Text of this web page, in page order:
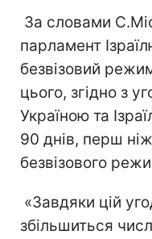
За словами
парламент
безвізовий
цього, згідно з
Україною та
90 днів, перш
безвізового
«Завдяки цій
збільшиться